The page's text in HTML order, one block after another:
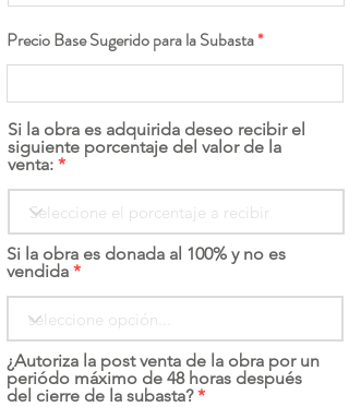
Precio Base Sugerido para la Subasta
Si la obra es adquirida deseo recibir el
siguiente porcentaje del valor de la
venta:
Si la obra es donada al 100% y no es
vendida
¿Autoriza la post venta de la obra por un
periódo máximo de 48 horas después
del cierre de la subasta?